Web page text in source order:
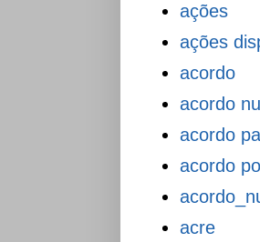
ações
ações
acordo
acordo
acordo
acordo
acre